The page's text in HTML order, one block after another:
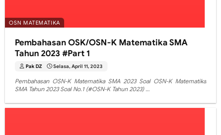
OSN MATEMATIKA
Pembahasan OSK/OSN-K Matematika SMA
Tahun 2023 #Part 1
Pak DZ Selasa, April 11, 2023
Pembahasan OSN-K Matematika SMA 2023 Soal OSN-K Matematika
SMA Tahun 2023 Soal No.1 (#OSN-K Tahun 2023) …